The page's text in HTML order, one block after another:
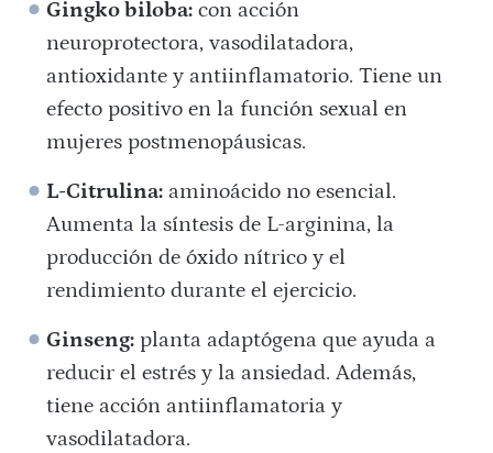
Gingko biloba: con acción
neuroprotectora, vasodilatadora,
antioxidante y antiinflamatorio. Tiene un
efecto positivo en la función sexual en
mujeres postmenopáusicas.
L-Citrulina: aminoácido no esencial.
Aumenta la síntesis de L-arginina, la
producción de óxido nítrico y el
rendimiento durante el ejercicio.
Ginseng: planta adaptógena que ayuda a
reducir el estrés y la ansiedad. Además,
tiene acción antiinflamatoria y
vasodilatadora.